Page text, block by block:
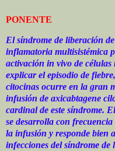
PONENTE
El síndrome de liberación
inflamatoria multisistémica
activación in vivo de
explicar el episodio de
citocinas ocurre en la gran
infusión de axicabtagene
cardinal de este síndrome.
se desarrolla con
la infusión y responde bien
infecciones del síndrome de